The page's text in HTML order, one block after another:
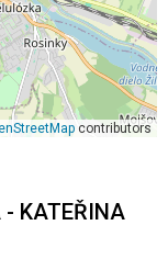
contributors
- KATEŘINA